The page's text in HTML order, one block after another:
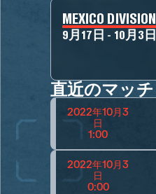
MEXICO DIVISION
9月17日 - 10月3日
直近のマッチ
2022年10月3
日
1:00
2022年10月3
日
0:00